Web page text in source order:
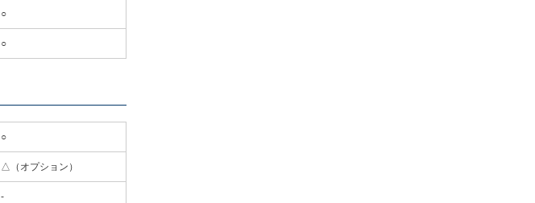
○
○
○
△（オプション）
-